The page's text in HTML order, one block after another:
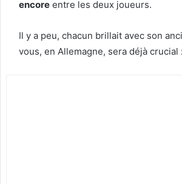
encore entre les deux joueurs.
Il y a peu, chacun brillait avec son
vous, en Allemagne, sera déjà crucial :